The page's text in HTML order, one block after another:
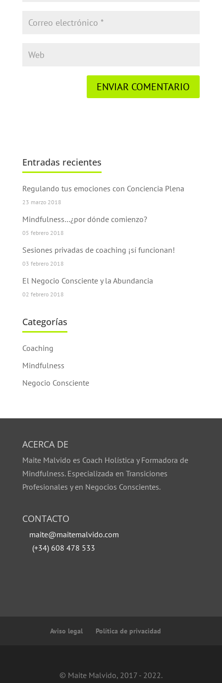
Entradas recientes
Regulando tus emociones con Conciencia Plena
23 marzo 2018
Mindfulness…¿por dónde comienzo?
05 febrero 2018
Sesiones privadas de coaching ¡sí funcionan!
03 febrero 2018
El Negocio Consciente y la Abundancia
02 febrero 2018
Categorías
Coaching
Mindfulness
Negocio Consciente
ACERCA DE
Maite Malvido es Coach Holística y Formadora de
Mindfulness. Especializada en Transiciones
Profesionales y en Negocios Conscientes.
CONTACTO
maite@maitemalvido.com
(+34) 608 478 533
Aviso legal Política de privacidad
© Maite Malvido, 2017 - 2022.